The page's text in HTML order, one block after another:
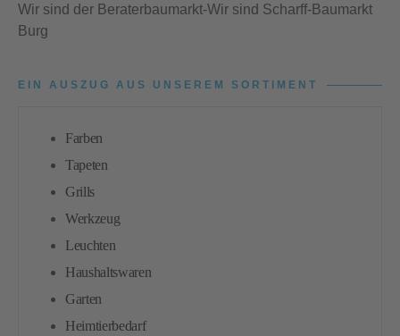
Wir sind der Beraterbaumarkt-Wir sind Scharff-Baumarkt
Burg
EIN AUSZUG AUS UNSEREM SORTIMENT
Farben
Tapeten
Grills
Werkzeug
Leuchten
Haushaltswaren
Garten
Heimtierbedarf